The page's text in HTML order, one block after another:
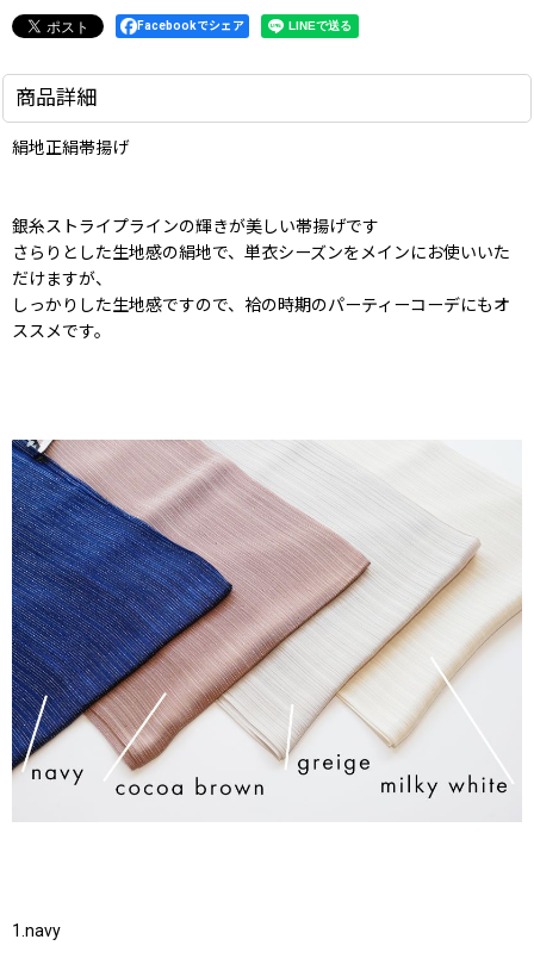
Facebookでシェア
商品詳細
絹地正絹帯揚げ
銀糸ストライプラインの輝きが美しい帯揚げです
さらりとした生地感の絹地で、単衣シーズンをメインにお使いいた
だけますが、
しっかりした生地感ですので、袷の時期のパーティーコーデにもオ
ススメです。
1.navy